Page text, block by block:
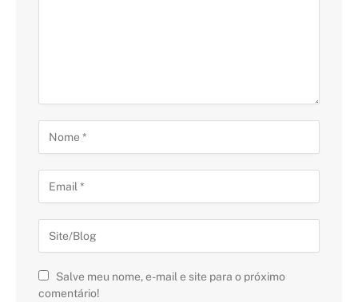
Salve meu nome, e-mail e site para o próximo
comentário!